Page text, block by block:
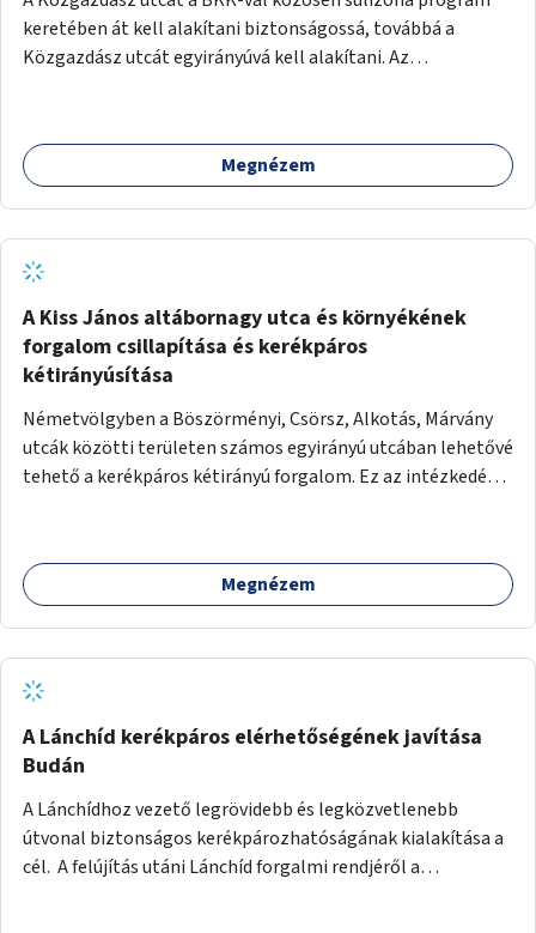
keretében át kell alakítani biztonságossá, továbbá a
Közgazdász utcát egyirányúvá kell alakítani. Az
kialakításával. A kettő között a Művelődés utca pedig
rendkívül balesetveszélyes és védett útszakasszá kell
program és forgalomszabályozás (aktív/passzív) -
Közgazdász utca - Művelődés utca - Park utca tengelyen.
Megnézem
A Kiss János altábornagy utca és környékének
forgalom csillapítása és kerékpáros
kétirányúsítása
Németvölgyben a Böszörményi, Csörsz, Alkotás, Márvány
utcák közötti területen számos egyirányú utcában lehetővé
tehető a kerékpáros kétirányú forgalom. Ez az intézkedés
Megnézem
A Lánchíd kerékpáros elérhetőségének javítása
Budán
A Lánchídhoz vezető legrövidebb és legközvetlenebb
útvonal biztonságos kerékpározhatóságának kialakítása a
cél. A felújítás utáni Lánchíd forgalmi rendjéről a